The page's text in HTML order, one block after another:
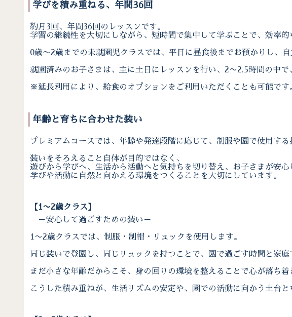
学びを積み重ねる、年間36回
約月3回、年間36回のレッスンです。
学習の継続性を大切にしながら、短時間で集中して学ぶことで、効率的
0歳〜2歳までの未就園児クラスでは、平日に昼食後までお預かりし、
就園済みのお子さまは、主に土日にレッスンを行い、2〜2.5時間の中
※延長利用により、給食のオプションをご利用いただくことも可能です
年齢と育ちに合わせた装い
プレミアムコースでは、年齢や発達段階に応じて、制服や園で使用する
装いをそろえること自体が目的ではなく、
遊びから学びへ、生活から活動へと気持ちを切り替え、お子さまが安心
学びや活動に自然と向かえる環境をつくることを大切にしています。
【1〜2歳クラス】
－安心して過ごすための装い－
1〜2歳クラスでは、制服・制帽・リュックを使用します。
同じ装いで登園し、同じリュックを持つことで、園で過ごす時間と家
まだ小さな年齢だからこそ、身の回りの環境を整えることで心が落ち
こうした積み重ねが、生活リズムの安定や、園での活動に向かう土台と